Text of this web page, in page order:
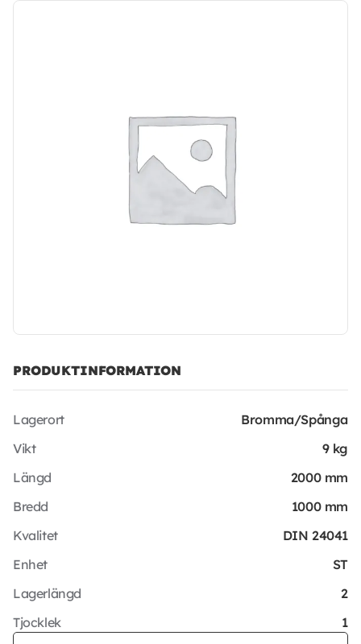
PRODUKTINFORMATION
Lagerort
Bromma/Spånga
Vikt
9 kg
Längd
2000 mm
Bredd
1000 mm
Kvalitet
DIN 24041
Enhet
ST
Lagerlängd
2
Tjocklek
1